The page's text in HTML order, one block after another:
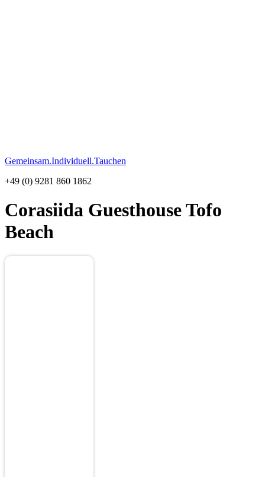
Gemeinsam.Individuell.Tauchen
+49 (0) 9281 860 1862
Corasiida GuesthouseTofo
Beach